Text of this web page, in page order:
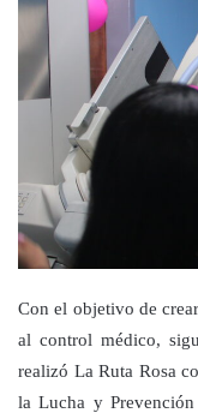
Con el objetivo de
al control médico,
realizó La Ruta Rosa
la Lucha y